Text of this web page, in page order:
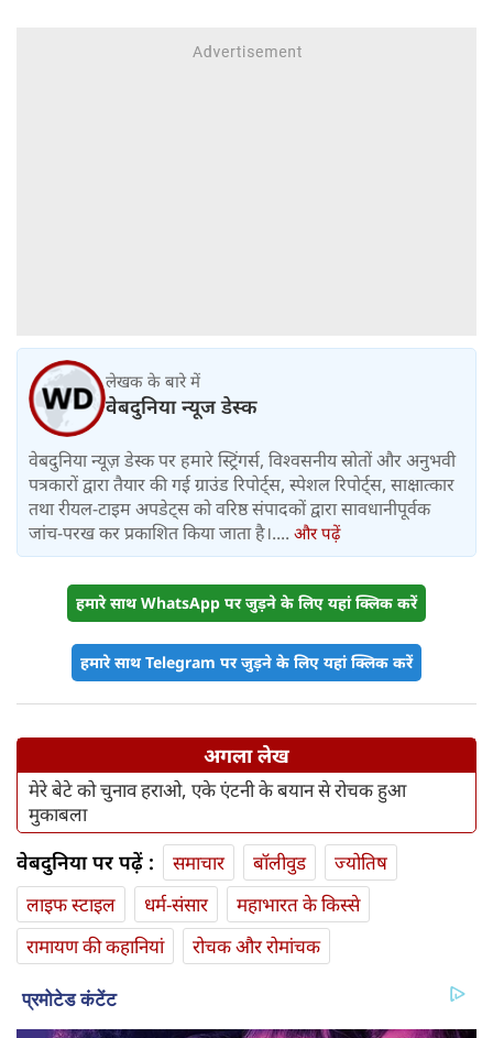
लेखक के बारे में
वेबदुनिया न्यूज डेस्क
वेबदुनिया न्यूज़ डेस्क पर हमारे स्ट्रिंगर्स, विश्वसनीय स्रोतों और अनुभवी
पत्रकारों द्वारा तैयार की गई ग्राउंड रिपोर्ट्स, स्पेशल रिपोर्ट्स, साक्षात्कार
तथा रीयल-टाइम अपडेट्स को वरिष्ठ संपादकों द्वारा सावधानीपूर्वक
जांच-परख कर प्रकाशित किया जाता है।.... और पढ़ें
हमारे साथ WhatsApp पर जुड़ने के लिए यहां क्लिक करें
हमारे साथ Telegram पर जुड़ने के लिए यहां क्लिक करें
अगला लेख
मेरे बेटे को चुनाव हराओ, एके एंटनी के बयान से रोचक हुआ
मुकाबला
वेबदुनिया पर पढ़ें : समाचार बॉलीवुड
ज्योतिष
लाइफ स्‍टाइल
धर्म-संसार
महाभारत के किस्से
रामायण की कहानियां
रोचक और रोमांचक